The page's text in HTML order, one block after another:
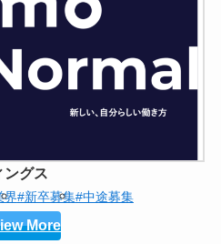
ングス
界#新卒募集#中途募集
More